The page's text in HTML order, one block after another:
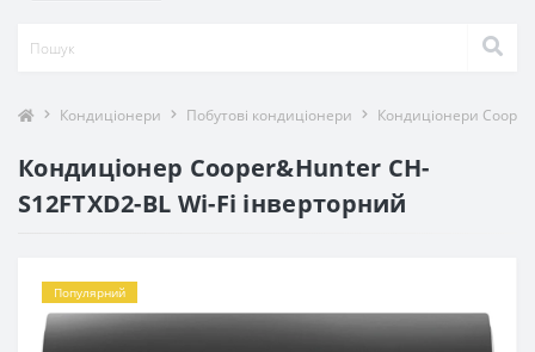
Кондиціонери Побутові кондиціонери Кондиціонери
Кондиціонер Cooper&Hunter CH-
S12FTXD2-BL Wi-Fi інверторний
Популярний